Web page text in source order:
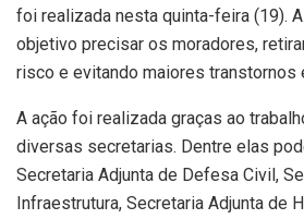
foi realizada nesta quinta-feira (19).
objetivo precisar os moradores,
risco e evitando maiores transtornos
A ação foi realizada graças ao
diversas secretarias. Dentre elas
Secretaria Adjunta de Defesa Civil,
Infraestrutura, Secretaria Adjunta de